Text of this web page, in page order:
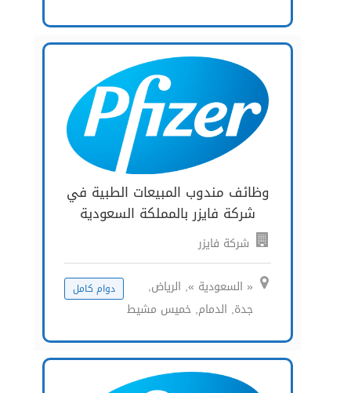
وظائف مندوب المبيعات الطبية في
شركة فايزر بالمملكة السعودية
شركة فايزر
« السعودية », الرياض,
جدة, الدمام, خميس مشيط
دوام كامل